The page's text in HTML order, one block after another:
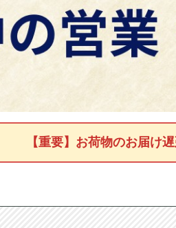
【重要】お荷物のお届け